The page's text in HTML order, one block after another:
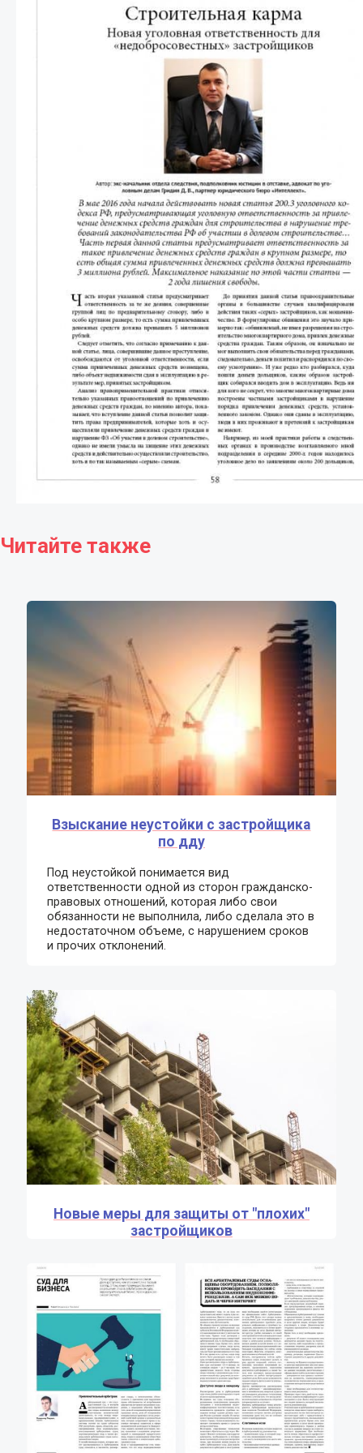
Читайте также
Взыскание неустойки с застройщика
по дду
Под неустойкой понимается вид
ответственности одной из сторон гражданско-
правовых отношений, которая либо свои
обязанности не выполнила, либо сделала это в
недостаточном объеме, с нарушением сроков
и прочих отклонений.
Новые меры для защиты от "плохих"
застройщиков